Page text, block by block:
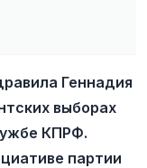
Геннадия
выборах
КПРФ.
партии